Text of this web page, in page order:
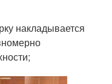
накладывается